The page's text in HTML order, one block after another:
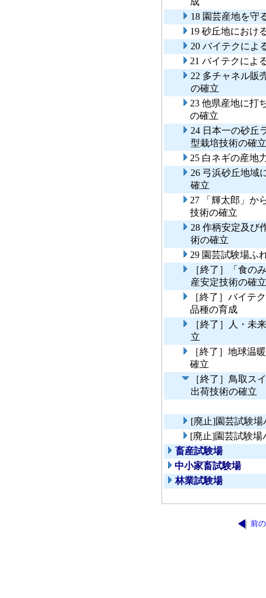
18 園芸産地を守
19 砂丘地におけ
20 バイテクによ
21 バイテクによ
22 多チャネル販
の確立
23 他県産地に打
の確立
24 日本一の砂丘
型栽培技術の確立
25 白ネギの産地
26 弓浜砂丘地域
確立
27 「輝太郎」か
技術の確立
28 作柄安定及び
術の確立
29 園芸試験場ふ
［終了］「食の
産安定技術の確立
［終了］バイテ
品種の育成
［終了］人・未
立
［終了］地球温
確立
［終了］鳥取ス
出荷技術の確立
[廃止]園芸試験
[廃止]園芸試験場
畜産試験場
中小家畜試験場
林業試験場
前